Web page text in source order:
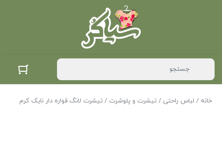
خانه / لباس راحتی / تیشرت و پلوشرت / تیشرت لانگ قواره دار نایک کرم